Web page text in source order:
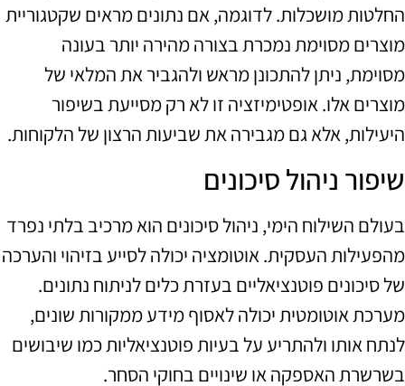
החלטות מושכלות. לדוגמה, אם נתונים מראים שקטגוריית
מוצרים מסוימת נמכרת בצורה מהירה יותר בעונה
מסוימת, ניתן להתכונן מראש ולהגביר את המלאי של
מוצרים אלו. אופטימיזציה זו לא רק מסייעת בשיפור
היעילות, אלא גם מגבירה את שביעות הרצון של הלקוחות.
שיפור ניהול סיכונים
בעולם השילוח הימי, ניהול סיכונים הוא מרכיב בלתי נפרד
מהפעילות העסקית. אוטומציה יכולה לסייע בזיהוי והערכה
של סיכונים פוטנציאליים בעזרת כלים לניתוח נתונים.
מערכת אוטומטית יכולה לאסוף מידע ממקורות שונים,
לנתח אותו ולהתריע על בעיות פוטנציאליות כמו שיבושים
בשרשרת האספקה או שינויים בחוקי הסחר.